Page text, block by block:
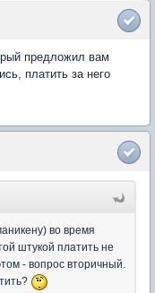
предложил вам
платить за него
во время
штукой платить не
- вопрос вторичный.